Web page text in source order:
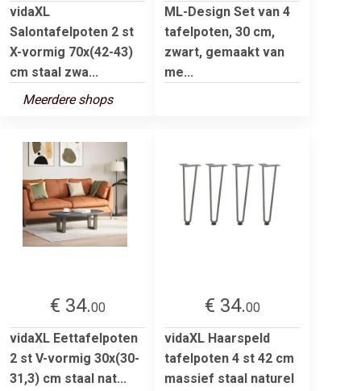
vidaXL
Salontafelpoten 2 st
X-vormig 70x(42-43)
cm staal zwa...
Meerdere shops
ML-Design Set van 4
tafelpoten, 30 cm,
zwart, gemaakt van
me...
€ 34.00
vidaXL Eettafelpoten
2 st V-vormig 30x(30-
31,3) cm staal nat...
€ 34.00
vidaXL Haarspeld
tafelpoten 4 st 42 cm
massief staal naturel